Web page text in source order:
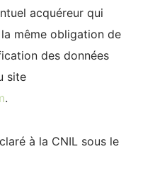
acquéreur qui
même obligation de
des données
site
.
à la CNIL sous le